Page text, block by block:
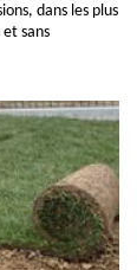
dans les plus
sans